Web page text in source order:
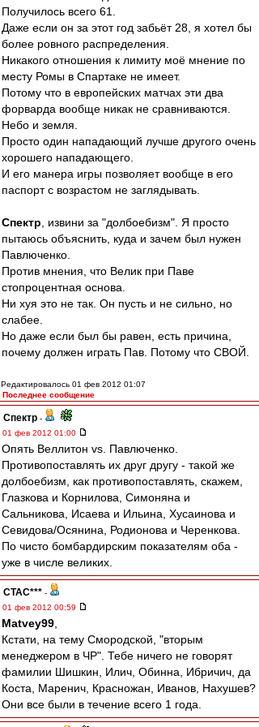
Получилось всего 61.
Даже если он за этот год забьёт 28, я хотел бы
более ровного распределения.
Никакого отношения к лимиту моё мнение по
месту Ромы в Спартаке не имеет.
Потому что в европейских матчах эти два
форварда вообще никак не сравниваются.
Небо и земля.
Просто один нападающий лучше другого очень
хорошего нападающего.
И его манера игры позволяет вообще в его
паспорт с возрастом не заглядывать.
Спектр , извини за "долбоебизм". Я просто
пытаюсь объяснить, куда и зачем был нужен
Павлюченко.
Против мнения, что Велик при Паве
стопроцентная основа.
Ни хуя это не так. Он пусть и не сильно, но
слабее.
Но даже если был бы равен, есть причина,
почему должен играть Пав. Потому что СВОЙ.
Редактировалось 01 фев 2012 01:07
Последнее сообщение
Спектр -
01 фев 2012 01:00
Опять Веллитон vs. Павлюченко.
Противопоставлять их друг другу - такой же
долбоебизм, как противопоставлять, скажем,
Глазкова и Корнилова, Симоняна и
Сальникова, Исаева и Ильина, Хусаинова и
Севидова/Осянина, Родионова и Черенкова.
По чисто бомбардирским показателям оба -
уже в числе великих.
CTAC*** -
01 фев 2012 00:59
Matvey99
Кстати, на тему Смородской, "вторым
менеджером в ЧР". Тебе ничего не говорят
фамилии Шишкин, Илич, Обинна, Ибричич, да
Коста, Маренич, Красножан, Иванов, Нахушев?
Они все были в течение всего 1 года.